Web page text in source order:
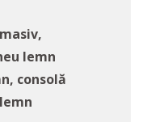
lemn
consolă